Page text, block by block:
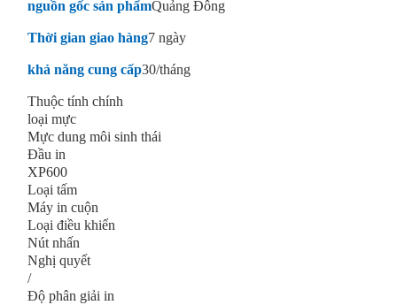
nguồn gốc sản phẩmQuảng Đông
Thời gian giao hàng7 ngày
khả năng cung cấp30/tháng
Thuộc tính chính
loại mực
Mực dung môi sinh thái
Đầu in
XP600
Loại tấm
Máy in cuộn
Loại điều khiển
Nút nhấn
Nghị quyết
/
Độ phân giải in